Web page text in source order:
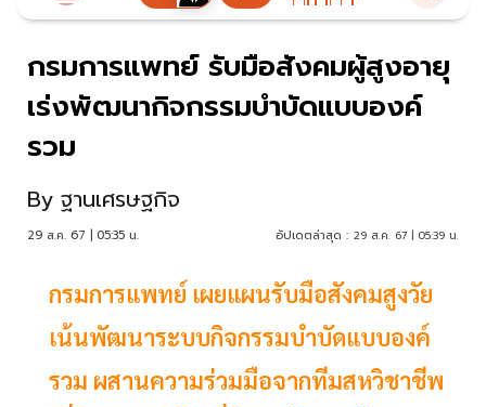
กรมการแพทย์ รับมือสังคมผู้สูงอายุ
เร่งพัฒนากิจกรรมบำบัดแบบองค์
รวม
By ฐานเศรษฐกิจ
29 ส.ค. 67 | 05:35 น. อัปเดตล่าสุด : 29 ส.ค. 67 | 05:39 น.
กรมการแพทย์ เผยแผนรับมือสังคมสูงวัย
เน้นพัฒนาระบบกิจกรรมบำบัดแบบองค์
รวม ผสานความร่วมมือจากทีมสหวิชาชีพ